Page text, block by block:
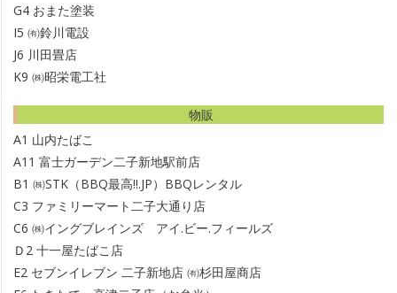
G4 おまた塗装
I5 ㈲鈴川電設
J6 川田畳店
K9 ㈱昭栄電工社
物販
A1 山内たばこ
A11 富士ガーデン二子新地駅前店
B1 ㈱STK（BBQ最高!!.JP）BBQレンタル
C3 ファミリーマート二子大通り店
C6 ㈱イングブレインズ アイ.ビー.フィールズ
Ｄ2 十一屋たばこ店
E2 セブンイレブン 二子新地店 ㈲杉田屋商店